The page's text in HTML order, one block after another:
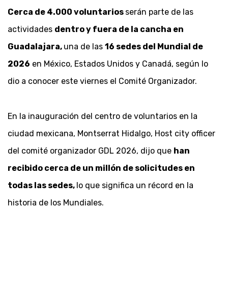
Cerca de 4.000 voluntarios serán parte de las
actividades dentro y fuera de la cancha en
Guadalajara, una de las 16 sedes del Mundial de
2026 en México, Estados Unidos y Canadá, según lo
dio a conocer este viernes el Comité Organizador.
En la inauguración del centro de voluntarios en la
ciudad mexicana, Montserrat Hidalgo, Host city officer
del comité organizador GDL 2026, dijo que han
recibido cerca de un millón de solicitudes en
todas las sedes, lo que significa un récord en la
historia de los Mundiales.